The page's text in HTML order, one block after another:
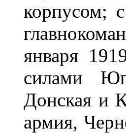
корпусом;
января
силами
Донская и
армия,